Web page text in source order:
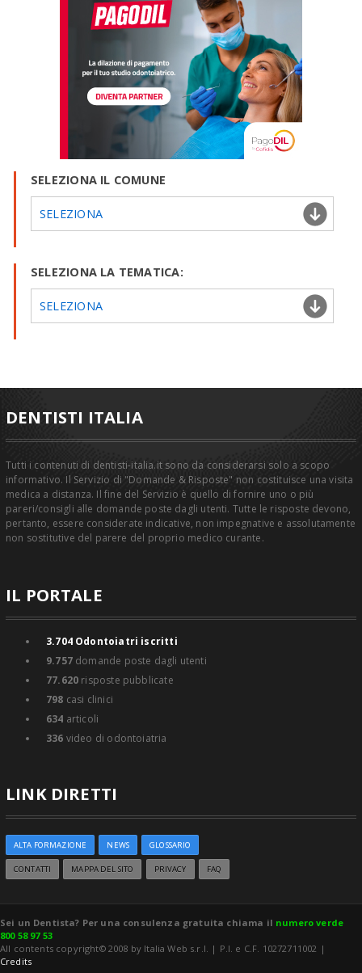
SELEZIONA IL COMUNE
SELEZIONA
SELEZIONA LA TEMATICA:
SELEZIONA
DENTISTI ITALIA
Tutti i contenuti di dentisti-italia.it sono da considerarsi solo a scopo
informativo. Il Servizio di "Domande & Risposte" non costituisce una visita
medica a distanza. Il fine del Servizio è quello di fornire uno o più
pareri/consigli alle domande poste dagli utenti. Tutte le risposte devono,
pertanto, essere considerate indicative, non impegnative e assolutamente
non sostitutive del parere del proprio medico curante.
IL PORTALE
3.704Odontoiatri iscritti
9.757domande poste dagli utenti
77.620 risposte pubblicate
798 casi clinici
634 articoli
336 video di odontoiatria
LINK DIRETTI
ALTA FORMAZIONE NEWS GLOSSARIO
CONTATTI MAPPA DEL SITO PRIVACY FAQ
Sei un Dentista? Per una consulenza gratuita chiama il numero verde
800 58 97 53
All contents copyright© 2008 by Italia Web s.r.l. | P.I. e C.F. 10272711002 |
Credits